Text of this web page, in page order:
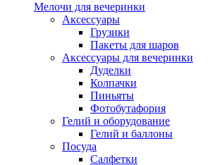
Мелочи для вечеринки
Аксессуары
Грузики
Пакеты для шаров
Аксессуары для вечеринки
Дуделки
Колпачки
Пиньяты
Фотобутафория
Гелий и оборудование
Гелий и баллоны
Посуда
Салфетки